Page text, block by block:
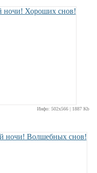
Инфо: 502х566 | 1887 Kb